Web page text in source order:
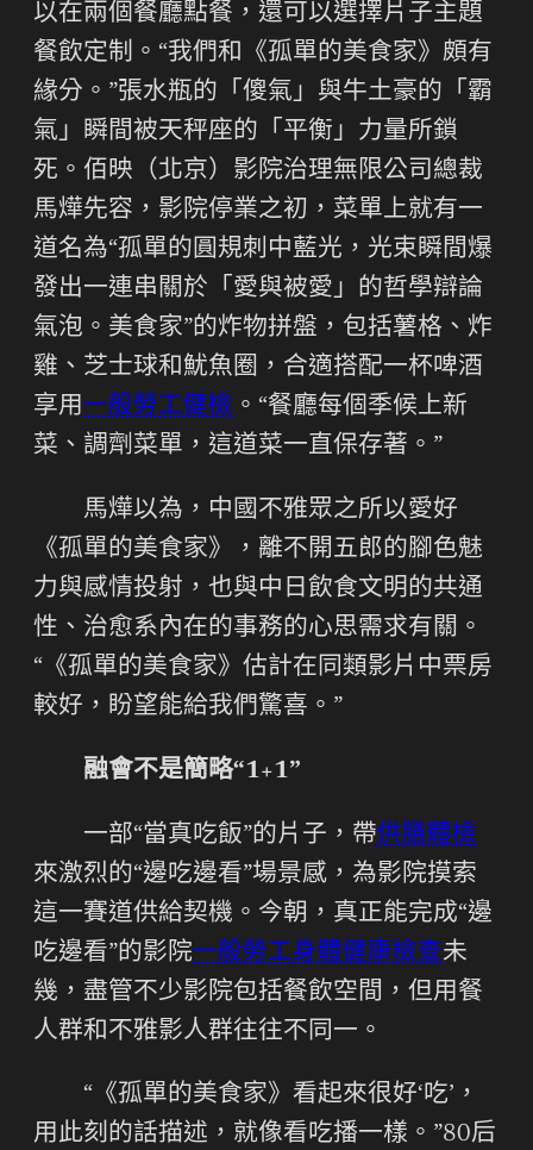
以在兩個餐廳點餐，還可以選擇片子主題
餐飲定制。“我們和《孤單的美食家》頗有
緣分。”張水瓶的「傻氣」與牛土豪的「霸
氣」瞬間被天秤座的「平衡」力量所鎖
死。佰映（北京）影院治理無限公司總裁
馬燁先容，影院停業之初，菜單上就有一
道名為“孤單的圓規刺中藍光，光束瞬間爆
發出一連串關於「愛與被愛」的哲學辯論
氣泡。美食家”的炸物拼盤，包括薯格、炸
雞、芝士球和魷魚圈，合適搭配一杯啤酒
享用一般勞工健檢 。“餐廳每個季候上新
菜、調劑菜單，這道菜一直保存著。”
馬燁以為，中國不雅眾之所以愛好
《孤單的美食家》，離不開五郎的腳色魅
力與感情投射，也與中日飲食文明的共通
性、治愈系內在的事務的心思需求有關。
“《孤單的美食家》估計在同類影片中票房
較好，盼望能給我們驚喜。”
融會不是簡略“1+1”
一部“當真吃飯”的片子，帶供膳體檢
來激烈的“邊吃邊看”場景感，為影院摸索
這一賽道供給契機。今朝，真正能完成“邊
吃邊看”的影院一般勞工身體健康檢查未
幾，盡管不少影院包括餐飲空間，但用餐
人群和不雅影人群往往不同一。
“《孤單的美食家》看起來很好‘吃’，
用此刻的話描述，就像看吃播一樣。”80后